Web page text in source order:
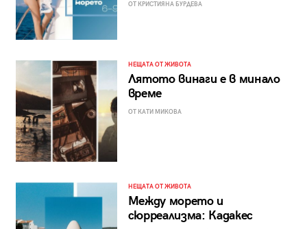
ОТ КРИСТИЯНА БУРДЕВА
НЕЩАТА ОТ ЖИВОТА
Лятото винаги е в минало
време
ОТ КАТИ МИКОВА
НЕЩАТА ОТ ЖИВОТА
Между морето и
сюрреализма: Кадакес